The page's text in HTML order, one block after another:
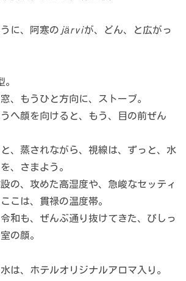
に、阿寒の järviが、どん、と広がっ
、もうひと方向に、ストーブ。
へ顔を向けると、もう、目の前ぜん
、蒸されながら、視線は、ずっと、水
、さまよう。
の、攻めた高湿度や、急峻なセッティ
こは、貫禄の温度帯。
和も、ぜんぶ通り抜けてきた、ぴしっ
の顔。
は、ホテルオリジナルアロマ入り。